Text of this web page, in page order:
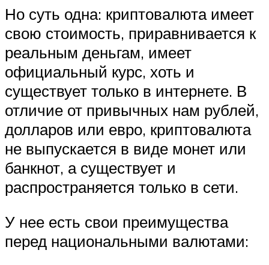
Но суть одна: криптовалюта имеет
свою стоимость, приравнивается к
реальным деньгам, имеет
официальный курс, хоть и
существует только в интернете. В
отличие от привычных нам рублей,
долларов или евро, криптовалюта
не выпускается в виде монет или
банкнот, а существует и
распространяется только в сети.
У нее есть свои преимущества
перед национальными валютами: